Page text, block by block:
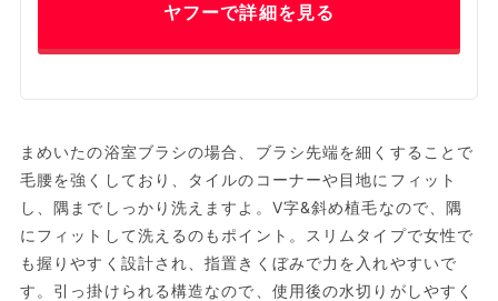
ヤフーで詳細を見る
まめいたの浴室ブラシの場合、ブラシ先端を細くすることで
毛腰を強くしており、タイルのコーナーや目地にフィット
し、隅までしっかり洗えますよ。V字&斜め植毛なので、隅
にフィットして洗えるのもポイント。スリムタイプで女性で
も握りやすく設計され、指置きくぼみで力を入れやすいで
す。引っ掛けられる構造なので、使用後の水切りがしやすく